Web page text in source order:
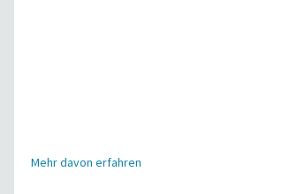
Mehr davon erfahren